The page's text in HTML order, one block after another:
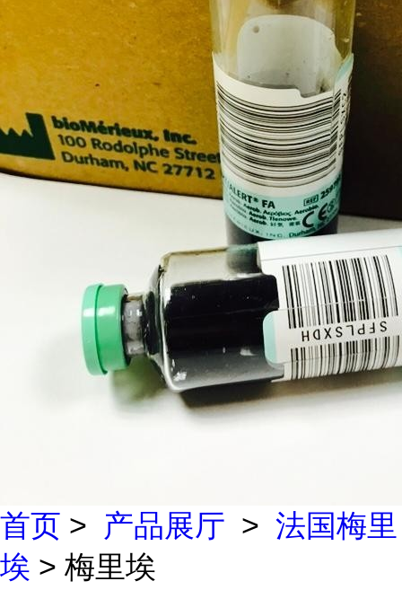
首页 > 产品展厅 > 法国梅里
埃 > 梅里埃